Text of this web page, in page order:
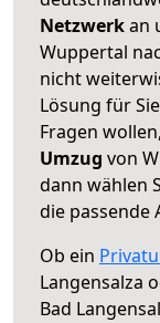
Netzwerkan
Wuppertal
nicht
Lösung für
Fragen wollen,
Umzug von
dann wählen
die passende
Ob ein
Langensalza
Bad